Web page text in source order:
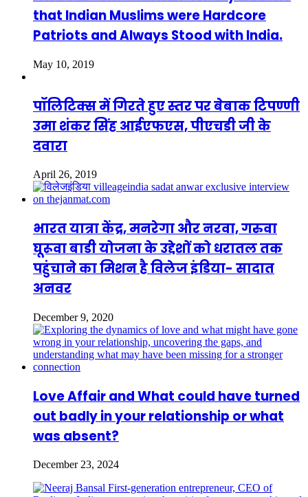
that Indian Muslims were Hardcore
Patriots and Always Stood with India.
May 10, 2019
पॉलिटिक्स में गिरते हुए स्तर पर बेबाक टिपण्णी
उमा शंकर सिंह आईएफएस, पीएचडी जी के
दवारा
April 26, 2019
भारत यात्रा केंद्र, मनरेगा और नरवा, गरुवा
घूरूवा बाडी योजना के उद्देशों को धरातल तक
पहुंचाने का मिशन है विलेज इंडिया- सादात
अनवर
December 9, 2020
Love Affair and What could have turned
out badly in your relationship or what
was absent?
December 23, 2024